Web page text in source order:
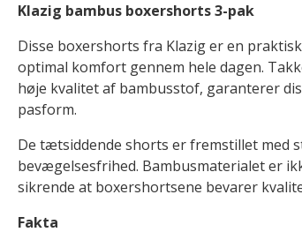
Klazig bambus boxershorts 3-pak
Disse boxershorts fra Klazig er en
optimal komfort gennem hele dagen.
høje kvalitet af bambusstof, garanterer
pasform.
De tætsiddende shorts er fremstillet med
bevægelsesfrihed. Bambusmaterialet er
sikrende at boxershortsene bevarer
Fakta